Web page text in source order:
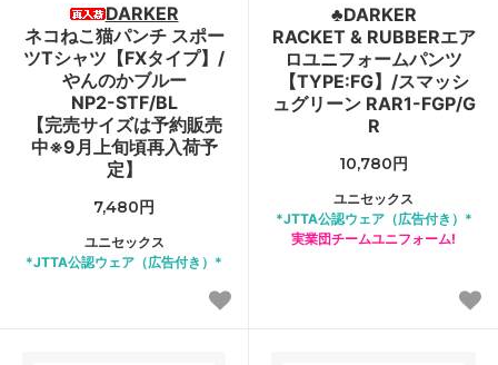
DARKER
ネコねこ猫パンチ スポー
ツTシャツ【FXタイプ】/
やんのかブルー
NP2-STF/BL
【完売サイズは予約販売
中※9月上旬頃再入荷予
定】
7,480円
ユニセックス
*JTTA公認ウェア（広告付き）*
♣DARKER
RACKET & RUBBERエア
ロユニフォームパンツ
【TYPE:FG】/スマッシ
ュグリーン RAR1-FGP/G
R
10,780円
ユニセックス
*JTTA公認ウェア（広告付き）*
実業団チームユニフォーム!